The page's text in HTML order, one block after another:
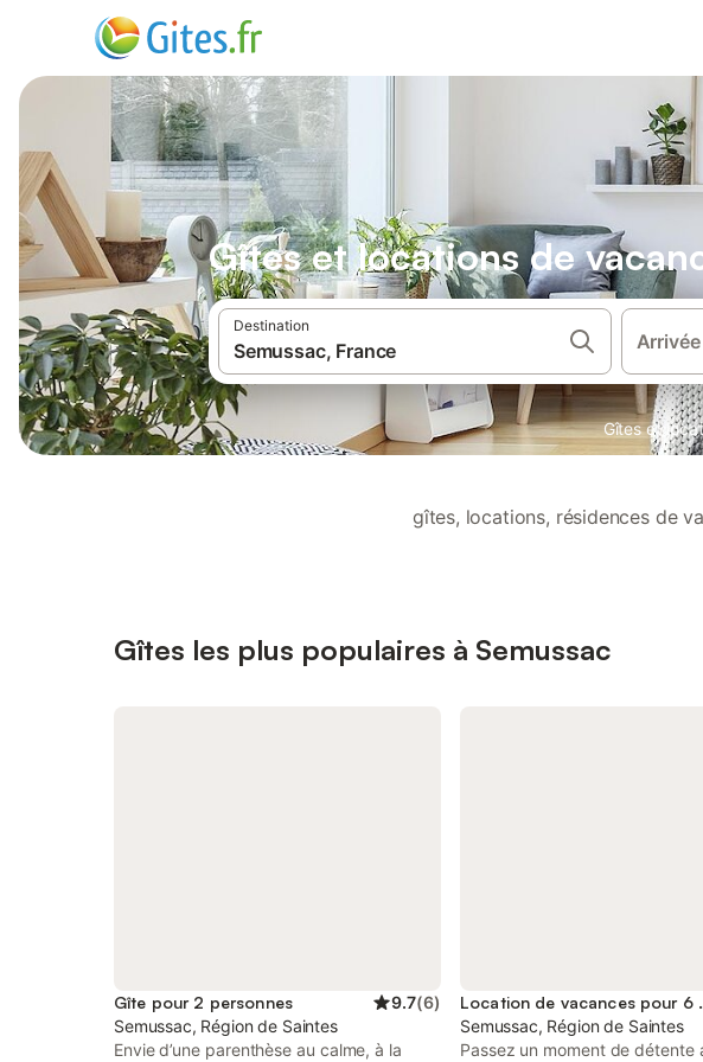
Gîtes et locations de
Destination
Arrivée
Gîtes et
gîtes, locations, résidences de
Gîtes les plus populaires à Semussac
Gîte pour 2 personnes 9.7(6)
Semussac, Région de Saintes
Envie d’une parenthèse au calme, à la
Location
Semussac, Région de Saintes
Passez un moment de détente